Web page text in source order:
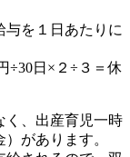
与を１日あたりに
÷30日×２÷３＝休
く、出産育児一時
があります。